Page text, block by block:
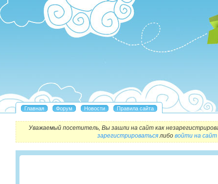
Уважаемый посетитель, Вы зашли на сайт как
зарегистрироватьсялибо войти на сайт